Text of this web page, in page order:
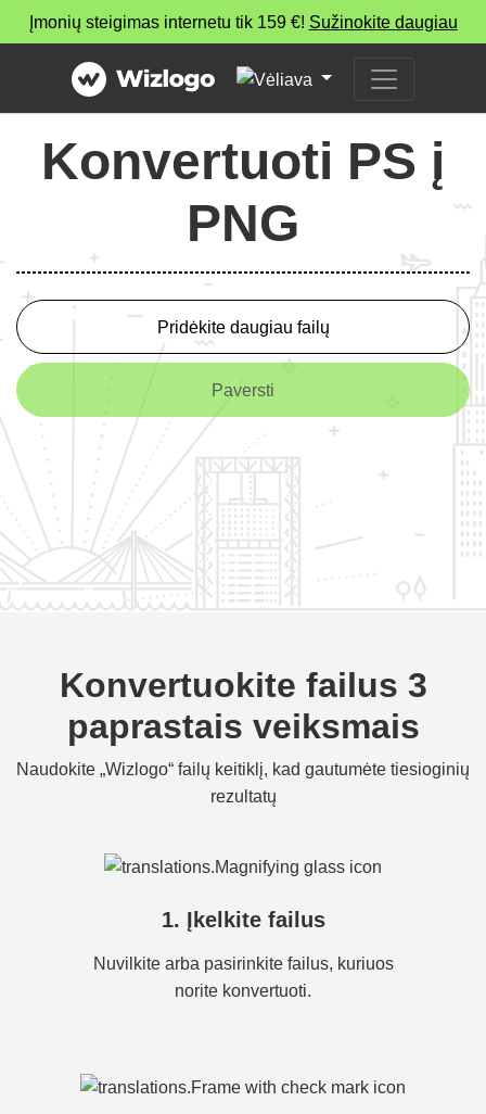
Įmonių steigimas internetu tik 159 €! Sužinokite daugiau
Konvertuoti PS į
PNG
Pridėkite daugiau failų
Paversti
Konvertuokite failus 3
paprastais veiksmais
Naudokite „Wizlogo“ failų keitiklį, kad gautumėte tiesioginių
rezultatų
1. Įkelkite failus
Nuvilkite arba pasirinkite failus, kuriuos
norite konvertuoti.